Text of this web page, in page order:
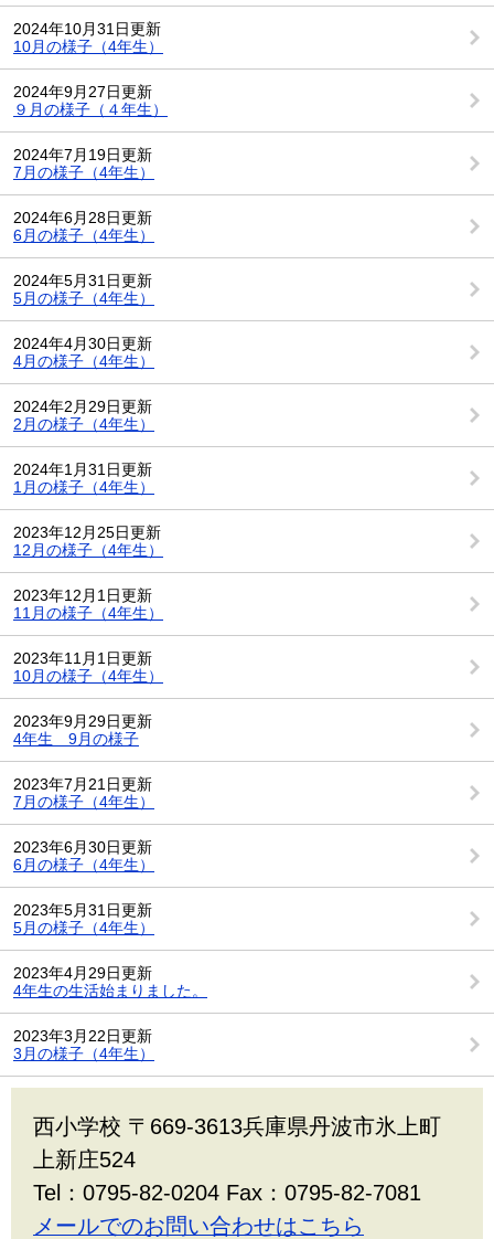
2024年10月31日更新
10月の様子（4年生）
2024年9月27日更新
９月の様子（４年生）
2024年7月19日更新
7月の様子（4年生）
2024年6月28日更新
6月の様子（4年生）
2024年5月31日更新
5月の様子（4年生）
2024年4月30日更新
4月の様子（4年生）
2024年2月29日更新
2月の様子（4年生）
2024年1月31日更新
1月の様子（4年生）
2023年12月25日更新
12月の様子（4年生）
2023年12月1日更新
11月の様子（4年生）
2023年11月1日更新
10月の様子（4年生）
2023年9月29日更新
4年生 9月の様子
2023年7月21日更新
7月の様子（4年生）
2023年6月30日更新
6月の様子（4年生）
2023年5月31日更新
5月の様子（4年生）
2023年4月29日更新
4年生の生活始まりました。
2023年3月22日更新
3月の様子（4年生）
西小学校 〒669-3613兵庫県丹波市氷上町
上新庄524
Tel：0795-82-0204 Fax：0795-82-7081
メールでのお問い合わせはこちら